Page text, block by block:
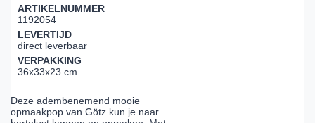
ARTIKELNUMMER
1192054
LEVERTIJD
direct leverbaar
VERPAKKING
36x33x23 cm
Deze adembenemend mooie
opmaakpop van Götz kun je naar